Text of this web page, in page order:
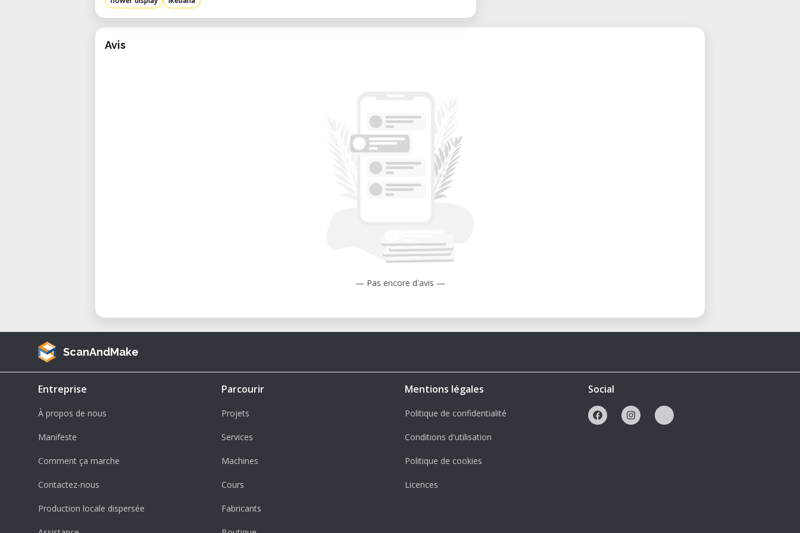
Scopri l’arte dell’Ikebana
Avvicinarsi all’Ikebana significa trasformare ogni composizione floreale in
Avis
— Pas encore d'avis —
ScanAndMake
Entreprise
À propos de nous
Manifeste
Comment ça marche
Contactez-nous
Production locale dispersée
Parcourir
Projets
Services
Machines
Cours
Fabricants
Mentions légales
Politique de confidentialité
Conditions d'utilisation
Politique de cookies
Licences
Social